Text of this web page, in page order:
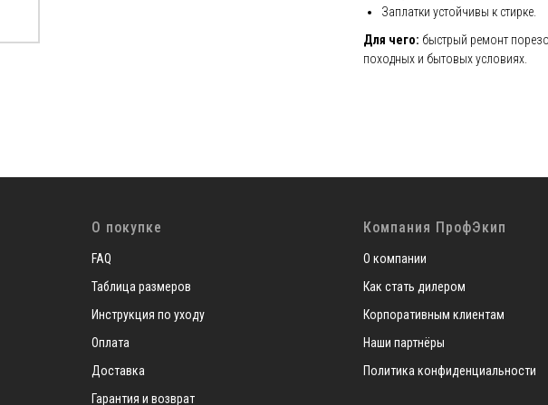
Заплатки устойчивы к стирке.
Для чего: быстрый ремонт
походных и бытовых условиях.
О покупке
FAQ
Таблица размеров
Инструкция по уходу
Оплата
Доставка
Гарантия и возврат
Компания ПрофЭкип
О компании
Как стать дилером
Корпоративным клиентам
Наши партнёры
Политика конфиденциальности